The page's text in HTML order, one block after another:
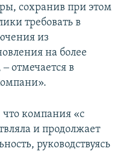
сохранив при этом
требовать в
из
на более
отмечается в
компания «с
и продолжает
руководствуясь